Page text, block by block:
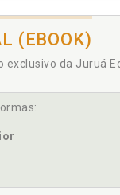
(EBOOK)
exclusivo da Juruá